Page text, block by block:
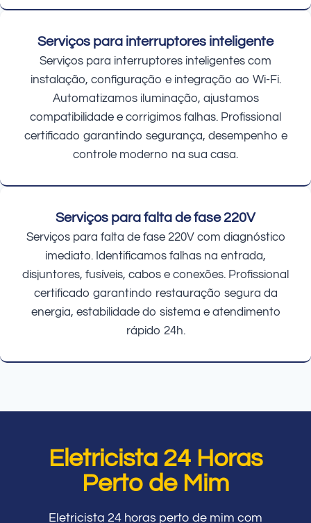
Serviços para interruptores inteligente
Serviços para interruptores inteligentes com
instalação, configuração e integração ao Wi-Fi.
Automatizamos iluminação, ajustamos
compatibilidade e corrigimos falhas. Profissional
certificado garantindo segurança, desempenho e
controle moderno na sua casa.
Serviços para falta de fase 220V
Serviços para falta de fase 220V com diagnóstico
imediato. Identificamos falhas na entrada,
disjuntores, fusíveis, cabos e conexões. Profissional
certificado garantindo restauração segura da
energia, estabilidade do sistema e atendimento
rápido 24h.
Eletricista 24 Horas
Perto de Mim
Eletricista 24 horas perto de mim com